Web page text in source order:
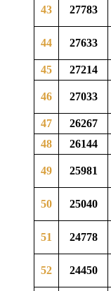
43 27783
44 27633
45
27214
46 27033
47
26267
48
26144
49 25981
50 25040
51 24778
52 24450